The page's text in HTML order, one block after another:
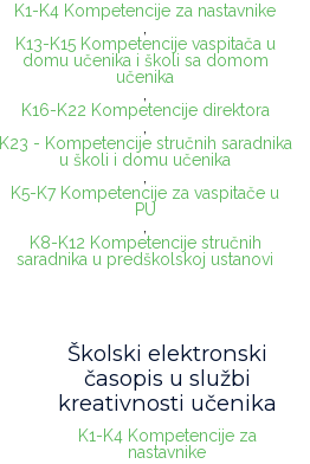
K1-K4 Kompetencije za nastavnike
,
K13-K15 Kompetencije vaspitača u
domu učenika i školi sa domom
učenika
,
K16-K22 Kompetencije direktora
,
K23 - Kompetencije stručnih saradnika
u školi i domu učenika
,
K5-K7 Kompetencije za vaspitače u
PU
,
K8-K12 Kompetencije stručnih
saradnika u predškolskoj ustanovi
Školski elektronski
časopis u službi
kreativnosti učenika
K1-K4 Kompetencije za
nastavnike